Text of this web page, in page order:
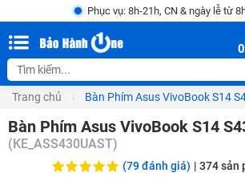
Phục vụ: 8h-21h, CN & ngày lễ từ
Trang chủ Bàn Phím Asus VivoBook S14
Bàn Phím Asus VivoBook S14
(KE_ASS430UAST)
(79 đánh giá) | 374sản